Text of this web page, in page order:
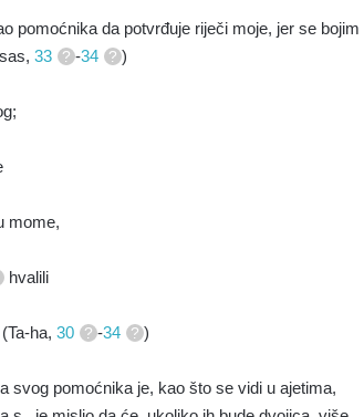
pomoćnika da potvrđuje riječi moje, jer se bojim
33 -34 )
mome,
hvalili
ha, 30 -34 )
svog pomoćnika je, kao što se vidi u ajetima,